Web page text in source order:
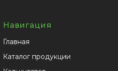
Навигация
Главная
Каталог продукции